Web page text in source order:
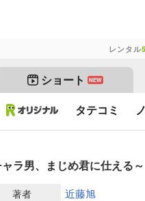
レンタル
ショート NEW
タテコミ
ラ男、まじめ君に仕える
著者 近藤旭